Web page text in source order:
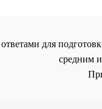
для
средним